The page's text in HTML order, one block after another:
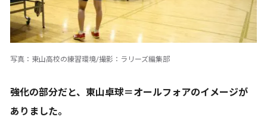
写真：東山高校の練習環境/撮影：ラリーズ編集部
――強化の部分だと、東山卓球＝オールフォアのイメージが
ありました。